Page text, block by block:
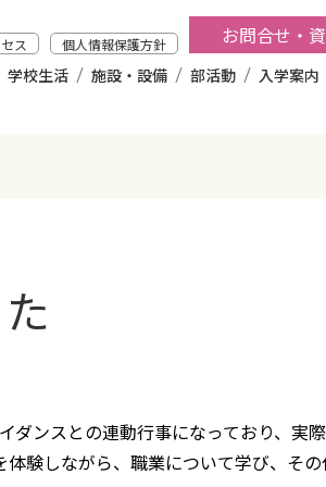
ス 個人情報保護方針 お問合せ・
学校生活 施設・設備 部活動 入学案内
ンスとの連動行事になっており、実
験しながら、職業について学び、そ